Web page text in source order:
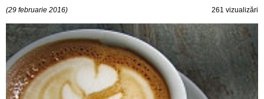
(29 februarie 2016) 261 vizualizări